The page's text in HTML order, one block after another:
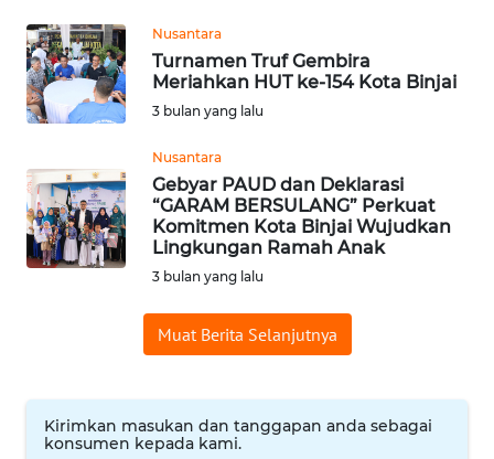
Nusantara
Turnamen Truf Gembira
Meriahkan HUT ke-154 Kota Binjai
3 bulan yang lalu
Nusantara
Gebyar PAUD dan Deklarasi
“GARAM BERSULANG” Perkuat
Komitmen Kota Binjai Wujudkan
Lingkungan Ramah Anak
3 bulan yang lalu
Muat Berita Selanjutnya
Kirimkan masukan dan tanggapan anda sebagai
konsumen kepada kami.
WN
BINJAI
CIREBON
WN
INDRAMAYU
WN
MAJALENGKA